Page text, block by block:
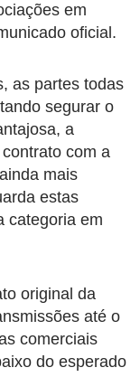
em
oficial.
as partes todas
segurar o
a
com a
mais
estas
categoria em
original da
até o
comerciais
do esperado